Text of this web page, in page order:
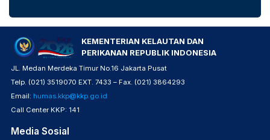
KEMENTERIAN KELAUTAN DAN
PERIKANAN REPUBLIK INDONESIA
JL. Medan Merdeka Timur No.16 Jakarta Pusat
Telp. (021) 3519070 EXT. 7433 – Fax. (021) 3864293
Email: humas.kkp@kkp.go.id
Call Center KKP: 141
Media Sosial